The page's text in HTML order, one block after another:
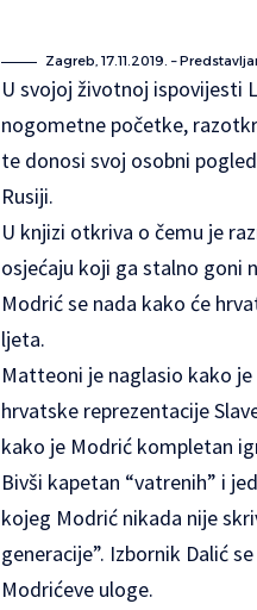
Zagreb, 17.11.2019. –
U svojoj životnoj ispovijesti
nogometne početke,
te donosi svoj osobni
Rusiji.
U knjizi otkriva o čemu je
osjećaju koji ga stalno goni
Modrić se nada kako će
ljeta.
Matteoni je naglasio kako
hrvatske reprezentacije
kako je Modrić kompletan
Bivši kapetan “vatrenih” i
kojeg Modrić nikada nije
generacije”. Izbornik Dalić
Modrićeve uloge.